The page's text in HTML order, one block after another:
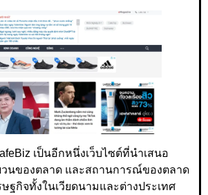
เป็นอีกหนึ่งเว็บไซต์ที่นำเสนอ
วนของตลาด และสถานการณ์ของตลาด
ษฐกิจทั้งในเวียดนามและต่างประเทศ